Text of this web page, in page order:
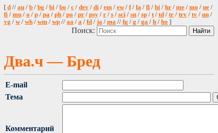
[ d // au / b / bg / bi / bo / c / dev / di / em / ew/ f/ fa / fl / hi / hr / me / mo / ne /
fi / mu / o / p / pa / ph / po / pr / psy / r / s / sci / sn / sp / t/ td / tr / trv / tv / un /
vg / w/ wh / wm / wp // aa / a / fd / ja / ma // fg / g / ga / h / ho ]
Поиск:
Два.ч — Бред
E-mail
Тема
Комментарий